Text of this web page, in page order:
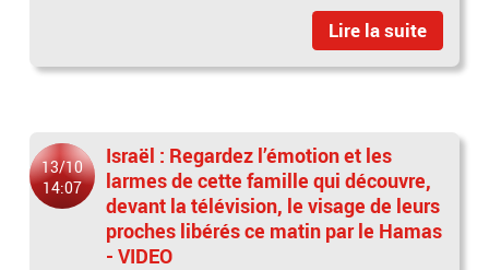
Lire la suite
13/10
14:07
Israël : Regardez l’émotion et les
larmes de cette famille qui découvre,
devant la télévision, le visage de leurs
proches libérés ce matin par le Hamas
- VIDEO